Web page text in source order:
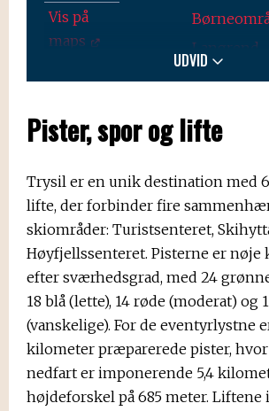
Vis på
maps
Langrend
Maskot
Snowpark
UDVID
Pister, spor og lifte
Trysil er en unik destination med
lifte, der forbinder fire
skiområder: Turistsenteret,
Høyfjellssenteret. Pisterne er nøje
efter sværhedsgrad, med 24
18 blå (lette), 14 røde (moderat) og
(vanskelige). For de eventyrlystne
kilometer præparerede pister,
nedfart er imponerende 5,4
højdeforskel på 685 meter. Liftene